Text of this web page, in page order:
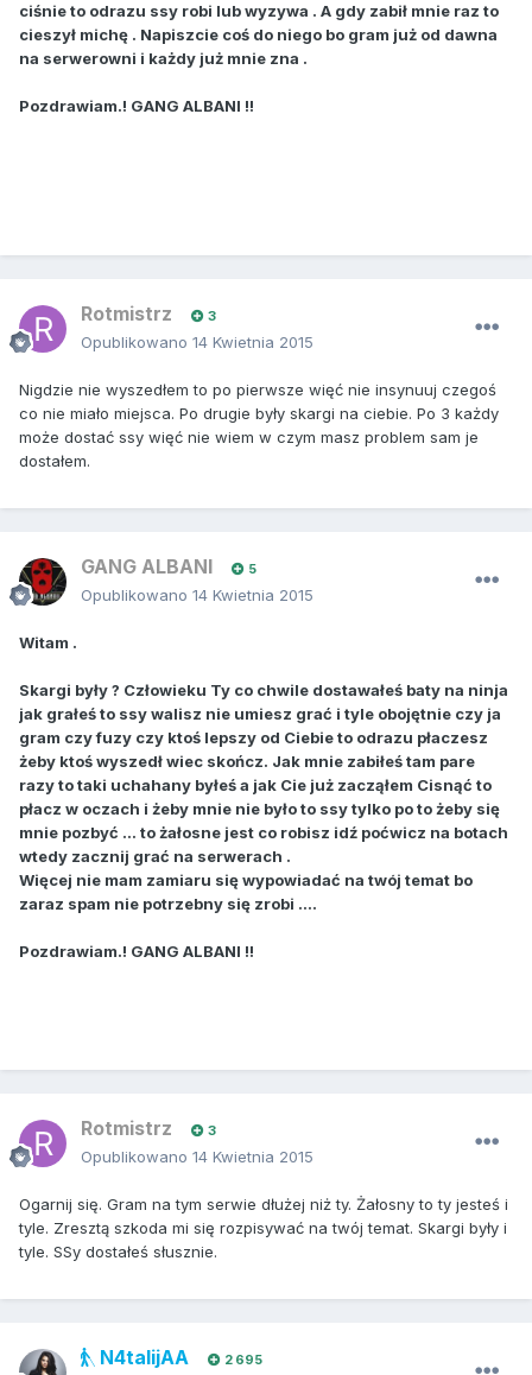
ciśnie to odrazu ssy robi lub wyzywa . A gdy zabił mnie raz to
cieszył michę . Napiszcie coś do niego bo gram już od dawna
na serwerowni i każdy już mnie zna .
Pozdrawiam.! GANG ALBANI !!
Rotmistrz 3
Opublikowano 14 Kwietnia 2015
Nigdzie nie wyszedłem to po pierwsze więć nie insynuuj czegoś
co nie miało miejsca. Po drugie były skargi na ciebie. Po 3 każdy
może dostać ssy więć nie wiem w czym masz problem sam je
dostałem.
GANG ALBANI 5
Opublikowano 14 Kwietnia 2015
Witam .
Skargi były ? Człowieku Ty co chwile dostawałeś baty na ninja
jak grałeś to ssy walisz nie umiesz grać i tyle obojętnie czy ja
gram czy fuzy czy ktoś lepszy od Ciebie to odrazu płaczesz
żeby ktoś wyszedł wiec skończ. Jak mnie zabiłeś tam pare
razy to taki uchahany byłeś a jak Cie już zacząłem Cisnąć to
płacz w oczach i żeby mnie nie było to ssy tylko po to żeby się
mnie pozbyć ... to żałosne jest co robisz idź poćwicz na botach
wtedy zacznij grać na serwerach .
Więcej nie mam zamiaru się wypowiadać na twój temat bo
zaraz spam nie potrzebny się zrobi ....
Pozdrawiam.! GANG ALBANI !!
Rotmistrz 3
Opublikowano 14 Kwietnia 2015
Ogarnij się. Gram na tym serwie dłużej niż ty. Żałosny to ty jesteś i
tyle. Zresztą szkoda mi się rozpisywać na twój temat. Skargi były i
tyle. SSy dostałeś słusznie.
N4talijAA 2 695